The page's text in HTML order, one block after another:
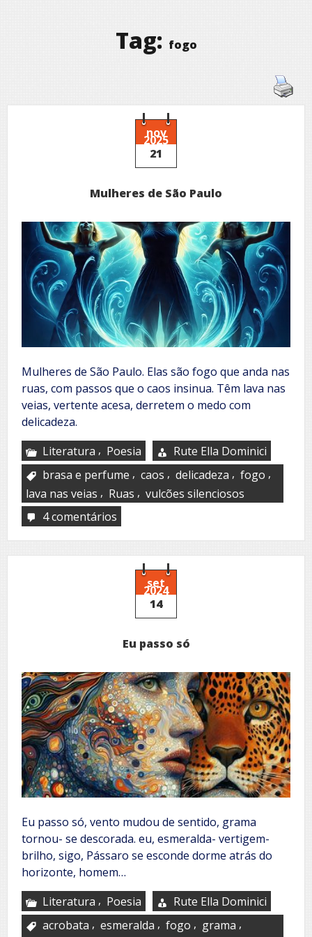
Tag: fogo
nov
2025
21
Mulheres de São Paulo
Mulheres de São Paulo. Elas são fogo que anda nas
ruas, com passos que o caos insinua. Têm lava nas
veias, vertente acesa, derretem o medo com
delicadeza.
Literatura , Poesia
Rute Ella Dominici
brasa e perfume , caos , delicadeza , fogo ,
lava nas veias , Ruas , vulcões silenciosos
4 comentários
de
São
Paulo
set
2024
14
Eu passo só
Eu passo só, vento mudou de sentido, grama
tornou- se descorada. eu, esmeralda- vertigem-
brilho, sigo, Pássaro se esconde dorme atrás do
horizonte, homem…
Literatura , Poesia
Rute Ella Dominici
acrobata , esmeralda , fogo , grama ,